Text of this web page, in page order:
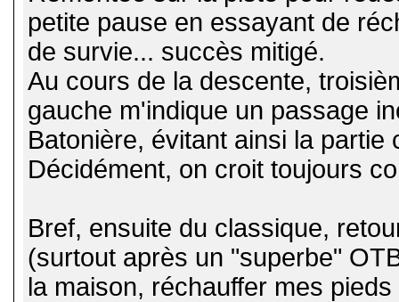
petite pause en essayant de
de survie... succès mitigé.
Au cours de la descente,
gauche m'indique un passage
Batonière, évitant ainsi la
Décidément, on croit toujours
Bref, ensuite du classique,
(surtout après un "superbe"
la maison, réchauffer mes